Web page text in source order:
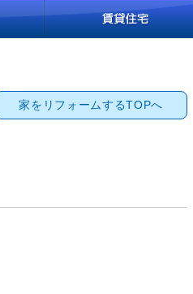
家をリフォームするTOPへ